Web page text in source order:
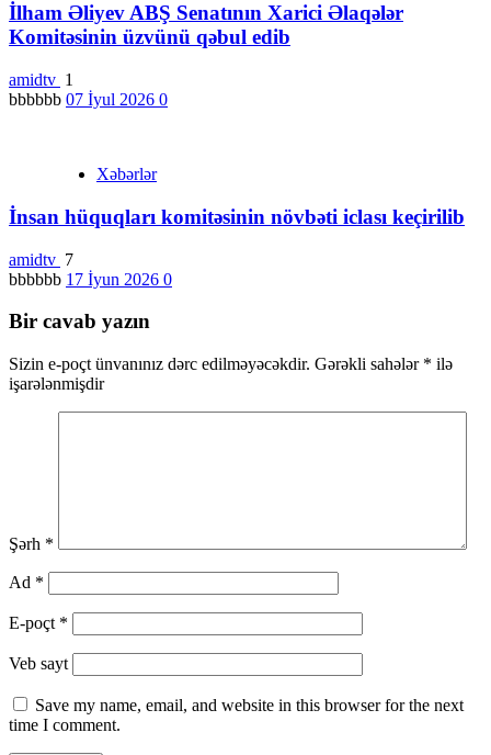
İlham Əliyev ABŞ Senatının Xarici Əlaqələr
Komitəsinin üzvünü qəbul edib
amidtv 1
bbbbbb 07 İyul 2026 0
Xəbərlər
İnsan hüquqları komitəsinin növbəti iclası keçirilib
amidtv 7
bbbbbb 17 İyun 2026 0
Bir cavab yazın
Sizin e-poçt ünvanınız dərc edilməyəcəkdir. Gərəkli sahələr * ilə
işarələnmişdir
Şərh *
Ad *
E-poçt *
Veb sayt
Save my name, email, and website in this browser for the next
time I comment.